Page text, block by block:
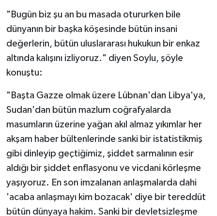
"Bugün biz şu an bu masada otururken bile
dünyanın bir başka köşesinde bütün insani
değerlerin, bütün uluslararası hukukun bir enkaz
altında kalışını izliyoruz." diyen Soylu, şöyle
konuştu:
"Başta Gazze olmak üzere Lübnan'dan Libya'ya,
Sudan'dan bütün mazlum coğrafyalarda
masumların üzerine yağan akıl almaz yıkımlar her
akşam haber bültenlerinde sanki bir istatistikmiş
gibi dinleyip geçtiğimiz, şiddet sarmalının esir
aldığı bir şiddet enflasyonu ve vicdani körleşme
yaşıyoruz. En son imzalanan anlaşmalarda dahi
'acaba anlaşmayı kim bozacak' diye bir tereddüt
bütün dünyaya hakim. Sanki bir devletsizleşme